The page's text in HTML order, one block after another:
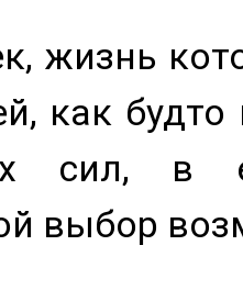
жизнь
как
сил, в
выбор